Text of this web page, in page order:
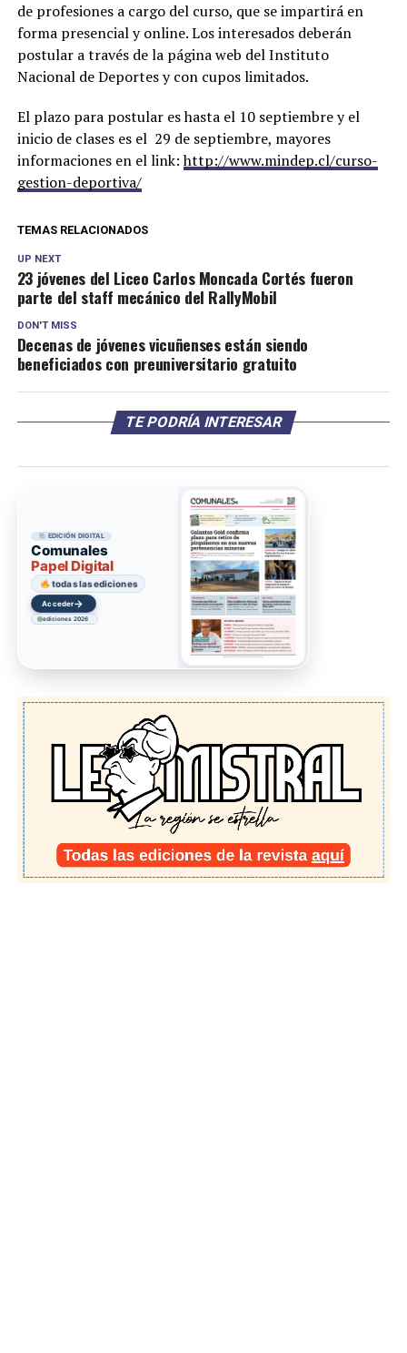
de profesiones a cargo del curso, que se impartirá en
forma presencial y online. Los interesados deberán
postular a través de la página web del Instituto
Nacional de Deportes y con cupos limitados.
El plazo para postular es hasta el 10 septiembre y el
inicio de clases es el 29 de septiembre, mayores
informaciones en el link:http://www.mindep.cl/curso-
gestion-deportiva/
TEMAS RELACIONADOS
UP NEXT
23 jóvenes del Liceo Carlos Moncada Cortés fueron
parte del staff mecánico del RallyMobil
DON'T MISS
Decenas de jóvenes vicuñenses están siendo
beneficiados con preuniversitario gratuito
TE PODRÍA INTERESAR
EDICIÓN DIGITAL
Comunales
Papel Digital
todas las ediciones
Acceder→
ediciones 2026